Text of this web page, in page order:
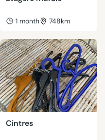
1 month 748km
Cintres